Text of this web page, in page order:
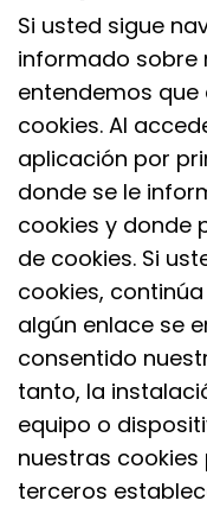
Si usted sigue
informado sobre
entendemos
cookies. Al
aplicación por
donde se le
cookies y donde
de cookies. Si
cookies,
algún enlace se
consentido
tanto, la
equipo o
nuestras
terceros